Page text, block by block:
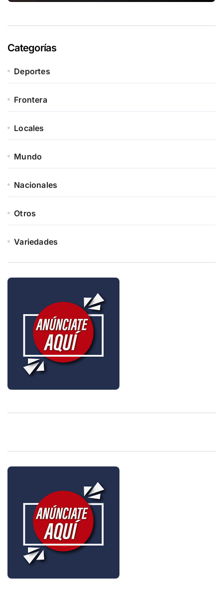
Categorías
Deportes
Frontera
Locales
Mundo
Nacionales
Otros
Variedades